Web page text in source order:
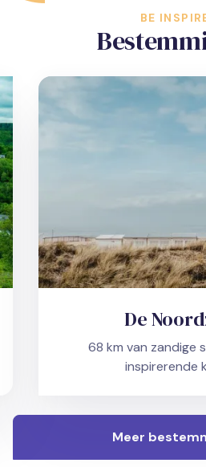
BE
De
68 km van zandige
inspirerende
Meer